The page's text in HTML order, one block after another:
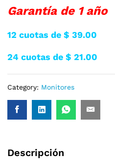
Garantía de 1 año
12 cuotas de $ 39.00
24 cuotas de $ 21.00
Category: Monitores
Descripción